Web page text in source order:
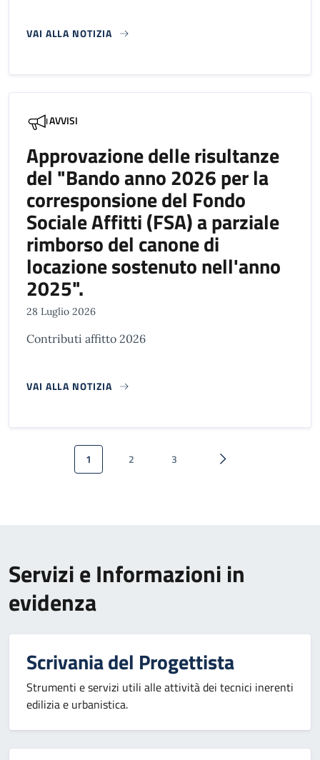
VAI ALLA NOTIZIA
AVVISI
Approvazione delle risultanze
del "Bando anno 2026 per la
corresponsione del Fondo
Sociale Affitti (FSA) a parziale
rimborso del canone di
locazione sostenuto nell'anno
2025".
28 Luglio 2026
Contributi affitto 2026
VAI ALLA NOTIZIA
Paginazione
Pagina attuale
1 Pagina
2 Pagina
3 Pagina successiva
Servizi e Informazioni in
evidenza
Scrivania del Progettista
Strumenti e servizi utili alle attività dei tecnici inerenti
edilizia e urbanistica.